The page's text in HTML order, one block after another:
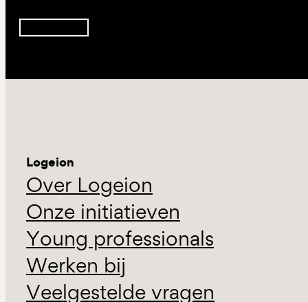
Logeion
Over Logeion
Onze initiatieven
Young professionals
Werken bij
Veelgestelde vragen